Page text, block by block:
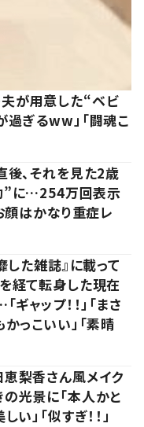
が用意した“ベビ
ぎるww」「闘魂こ
後、それを見た2歳
”に…254万回表示
顔はかなり重症レ
た雑誌』に載って
経て転身した現在
ャップ！！」「まさ
っこいい」「素晴
梨香さん風メイク
光景に「本人かと
い」「似すぎ！！」